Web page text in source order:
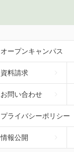
オープンキャンパス
資料請求
お問い合わせ
プライバシーポリシー
情報公開